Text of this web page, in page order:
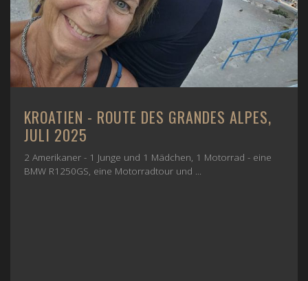
KROATIEN - ROUTE DES GRANDES ALPES,
JULI 2025
2 Amerikaner - 1 Junge und 1 Mädchen, 1 Motorrad - eine
BMW R1250GS, eine Motorradtour und ...